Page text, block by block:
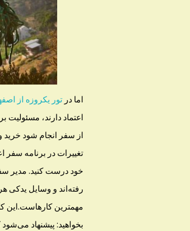
اما درتور یکروزه از
اعتماد دارند، مسئولیت
از سفر انجام شود
تغییرات در برنامه سفر
خود درست كنید. مدیر
رفته‌اند و وسایل
مهمترین كار‌هاست.این
بخواهید: پیشنهاد